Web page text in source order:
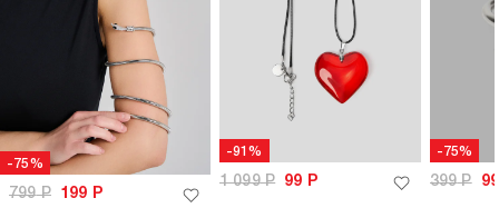
-75%
799Р 199 Р
-91%
1 099Р 99 Р
-75%
399Р 99